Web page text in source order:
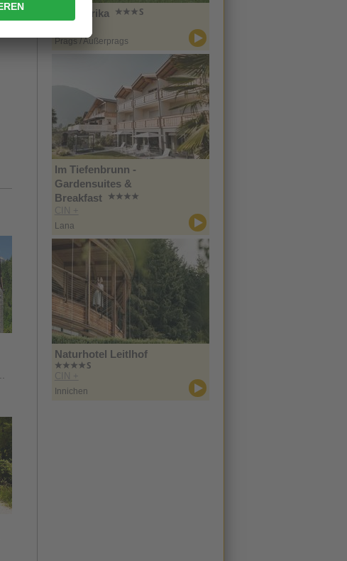
Hotel Erika
Prags / Außerprags
Im Tiefenbrunn -
Gardensuites &
Breakfast
CIN +
Lana
Naturhotel Leitlhof
CIN +
Innichen